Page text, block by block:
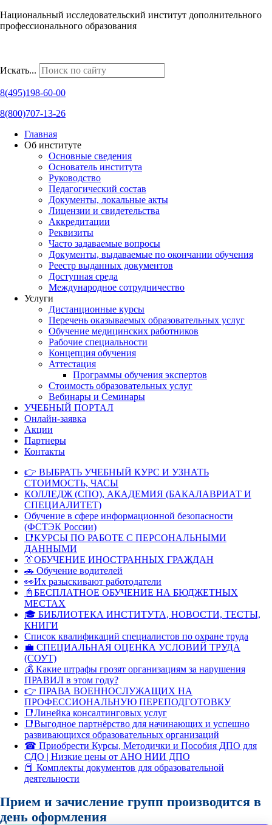
Национальный исследовательский институт дополнительного
профессионального образования
Искать...
8(495)198-60-00
8(800)707-13-26
Главная
Об институте
Основные сведения
Основатель института
Руководство
Педагогический состав
Документы, локальные акты
Лицензии и свидетельства
Аккредитации
Реквизиты
Часто задаваемые вопросы
Документы, выдаваемые по окончании обучения
Реестр выданных документов
Доступная среда
Международное сотрудничество
Услуги
Дистанционные курсы
Перечень оказываемых образовательных услуг
Обучение медицинских работников
Рабочие специальности
Концепция обучения
Аттестация
Программы обучения экспертов
Стоимость образовательных услуг
Вебинары и Семинары
УЧЕБНЫЙ ПОРТАЛ
Онлайн-заявка
Акции
Партнеры
Контакты
👉 ВЫБРАТЬ УЧЕБНЫЙ КУРС И УЗНАТЬ
СТОИМОСТЬ, ЧАСЫ
КОЛЛЕДЖ (СПО), АКАДЕМИЯ (БАКАЛАВРИАТ И
СПЕЦИАЛИТЕТ)
Обучение в сфере информационной безопасности
(ФСТЭК России)
📑КУРСЫ ПО РАБОТЕ С ПЕРСОНАЛЬНЫМИ
ДАННЫМИ
👔ОБУЧЕНИЕ ИНОСТРАННЫХ ГРАЖДАН
🚗 Обучение водителей
👀Их разыскивают работодатели
📓БЕСПЛАТНОЕ ОБУЧЕНИЕ НА БЮДЖЕТНЫХ
МЕСТАХ
🎓 БИБЛИОТЕКА ИНСТИТУТА, НОВОСТИ, ТЕСТЫ,
КНИГИ
Список квалификаций специалистов по охране труда
💼 СПЕЦИАЛЬНАЯ ОЦЕНКА УСЛОВИЙ ТРУДА
(СОУТ)
💰 Какие штрафы грозят организациям за нарушения
ПРАВИЛ в этом году?
👉 ПРАВА ВОЕННОСЛУЖАЩИХ НА
ПРОФЕССИОНАЛЬНУЮ ПЕРЕПОДГОТОВКУ
📑Линейка консалтинговых услуг
📑Выгодное партнёрство для начинающих и успешно
развивающихся образовательных организаций
☎ Приобрести Курсы, Методички и Пособия ДПО для
СДО | Низкие цены от АНО НИИ ДПО
📕 Комплекты документов для образовательной
деятельности
Прием и зачисление групп производится в
день оформления